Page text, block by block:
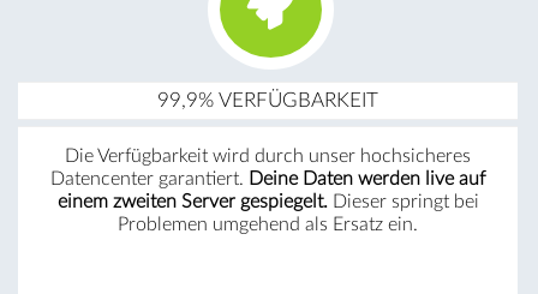
99,9% VERFÜGBARKEIT
Die Verfügbarkeit wird durch unser hochsicheres
Datencenter garantiert. Deine Daten werden live auf
einem zweiten Server gespiegelt.Dieser springt bei
Problemen umgehend als Ersatz ein.